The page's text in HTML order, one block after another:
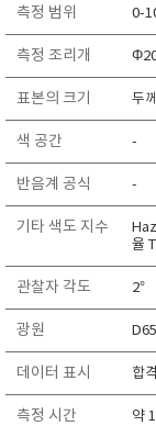
SNDWAY
Solarmeter®
SONIC
T&D
TAKEMURA
TENMARS
TFA
THERMO LAB
TOA-DKK
UNITTA
UPRTEK
측정 범위 0-
측정 조리개
표본의 크기 두
색 공간 -
반음계 공식 -
기타 색도 지수
율
관찰자 각도 2°
광원
데이터 표시 합
측정 시간 약